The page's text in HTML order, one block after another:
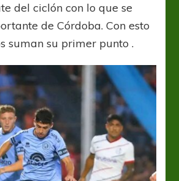
del ciclón con lo que se
de Córdoba. Con esto
suman su primer punto .